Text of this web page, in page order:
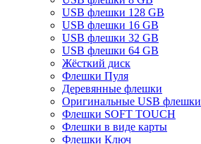
USB флешки 128 GB
USB флешки 16 GB
USB флешки 32 GB
USB флешки 64 GB
Жёсткий диск
Флешки Пуля
Деревянные флешки
Оригинальные USB флешки
Флешки SOFT TOUCH
Флешки в виде карты
Флешки Ключ